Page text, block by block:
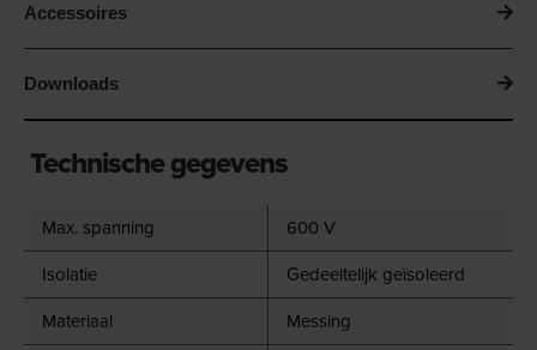
Accessoires
Downloads
Technische gegevens
Max. spanning
600 V
Isolatie
Gedeeltelijk geïsoleerd
Materiaal
Messing